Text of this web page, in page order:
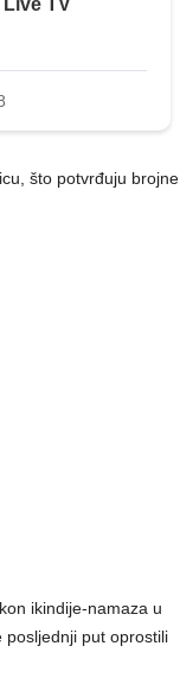
što potvrđuju brojne
ikindije-namaza u
posljednji put oprostili